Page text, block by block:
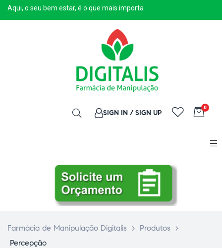
Aqui, o seu bem estar, é o que mais importa
SIGN IN / SIGN UP
0
Farmácia de Manipulação Digitalis > Produtos
>
Percepção